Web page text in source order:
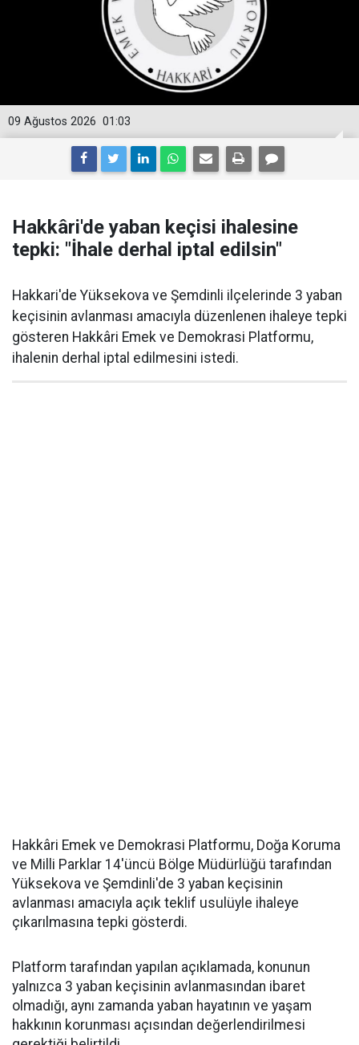
01:03
09 Ağustos 2026
Hakkâri'de yaban keçisi ihalesine
tepki: "İhale derhal iptal edilsin"
Hakkari'de Yüksekova ve Şemdinli ilçelerinde 3 yaban
keçisinin avlanması amacıyla düzenlenen ihaleye tepki
gösteren Hakkâri Emek ve Demokrasi Platformu,
ihalenin derhal iptal edilmesini istedi.
Hakkâri Emek ve Demokrasi Platformu, Doğa Koruma
ve Milli Parklar 14'üncü Bölge Müdürlüğü tarafından
Yüksekova ve Şemdinli'de 3 yaban keçisinin
avlanması amacıyla açık teklif usulüyle ihaleye
çıkarılmasına tepki gösterdi.
Platform tarafından yapılan açıklamada, konunun
yalnızca 3 yaban keçisinin avlanmasından ibaret
olmadığı, aynı zamanda yaban hayatının ve yaşam
hakkının korunması açısından değerlendirilmesi